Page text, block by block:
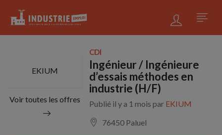
EKIUM
Voir toutes les offres
CDI
Ingénieur / Ingénieure
d’essais méthodes en
industrie (H/F)
Publié il y a 1 mois par EKIUM
76450 Paluel